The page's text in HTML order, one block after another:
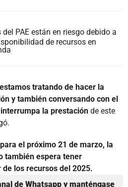
del PAE están en riesgo debido a
de recursos en
tratando de hacer la
y también conversando con el
la prestación de este
para el próximo 21 de marzo, la
también espera tener
los recursos del 2025.
de Whatsapp y manténgase